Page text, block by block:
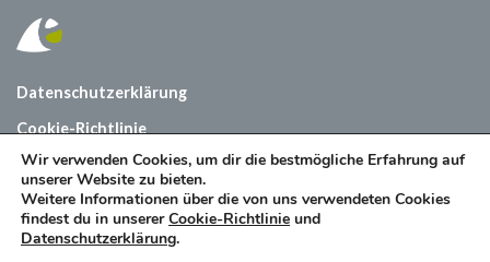
Datenschutzerklärung
Cookie-Richtlinie
Über uns
Kontact
Wir verwenden Cookies, um dir die bestmögliche Erfahrung auf
unserer Website zu bieten.
Weitere Informationen über die von uns verwendeten Cookies
findest du in unsererCookie-Richtlinie und
Datenschutzerklärung.